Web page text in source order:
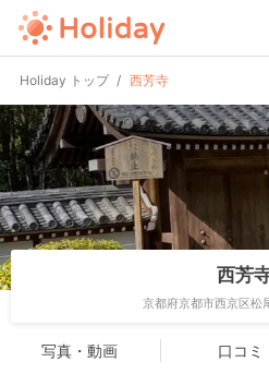
Holiday トップ 西芳寺
西芳
京都府京都市西京区松
写真・動画 口コミ